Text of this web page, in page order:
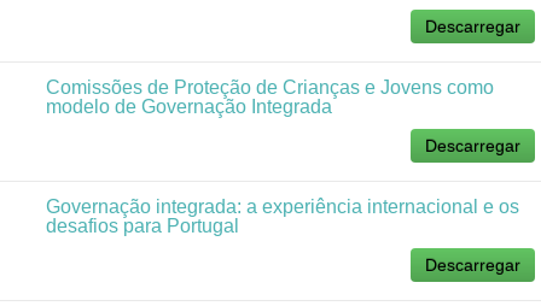
Descarregar
Comissões de Proteção de Crianças e Jovens como
modelo de Governação Integrada
Descarregar
Governação integrada: a experiência internacional e os
desafios para Portugal
Descarregar